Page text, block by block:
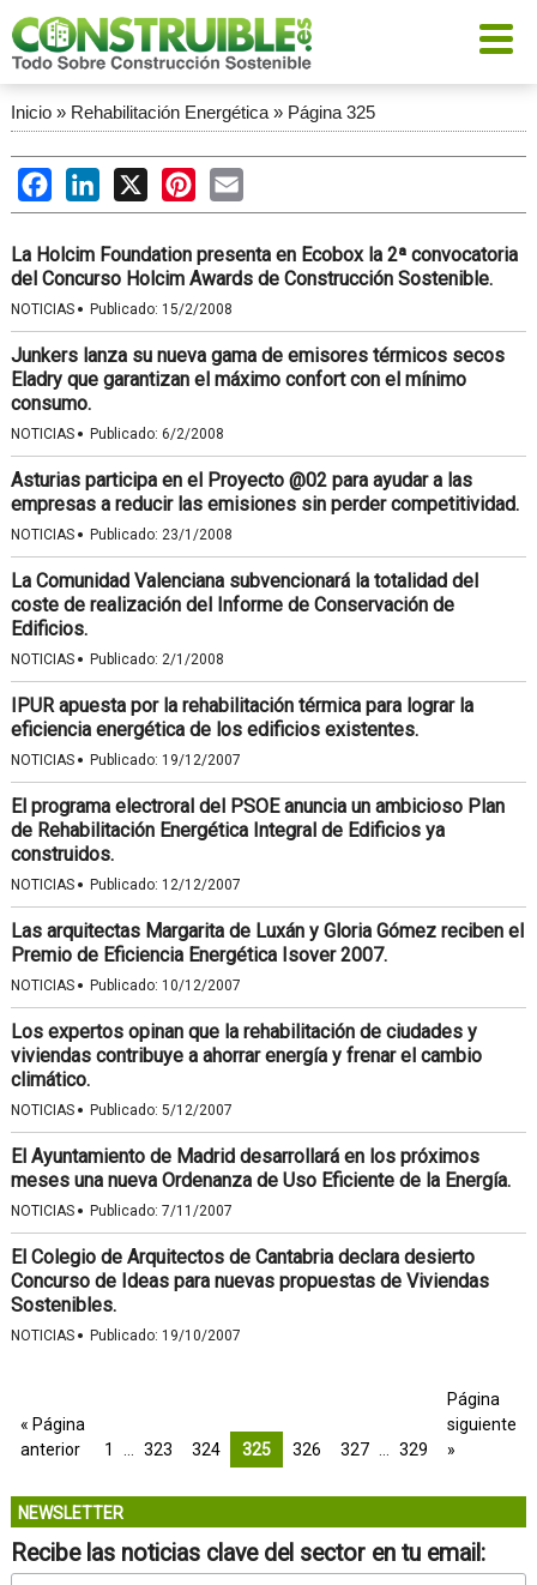
Inicio» Rehabilitación Energética» Página 325
FacebookLinkedIn
X PinterestEmail
La Holcim Foundation presenta en Ecobox la 2ª convocatoria
del Concurso Holcim Awards de Construcción Sostenible.
NOTICIAS · Publicado: 15/2/2008
Junkers lanza su nueva gama de emisores térmicos secos
Eladry que garantizan el máximo confort con el mínimo
consumo.
NOTICIAS · Publicado: 6/2/2008
Asturias participa en el Proyecto @02 para ayudar a las
empresas a reducir las emisiones sin perder competitividad.
NOTICIAS · Publicado: 23/1/2008
La Comunidad Valenciana subvencionará la totalidad del
coste de realización del Informe de Conservación de
Edificios.
NOTICIAS · Publicado: 2/1/2008
IPUR apuesta por la rehabilitación térmica para lograr la
eficiencia energética de los edificios existentes.
NOTICIAS · Publicado: 19/12/2007
El programa electroral del PSOE anuncia un ambicioso Plan
de Rehabilitación Energética Integral de Edificios ya
construidos.
NOTICIAS · Publicado: 12/12/2007
Las arquitectas Margarita de Luxán y Gloria Gómez reciben el
Premio de Eficiencia Energética Isover 2007.
NOTICIAS · Publicado: 10/12/2007
Los expertos opinan que la rehabilitación de ciudades y
viviendas contribuye a ahorrar energía y frenar el cambio
climático.
NOTICIAS · Publicado: 5/12/2007
El Ayuntamiento de Madrid desarrollará en los próximos
meses una nueva Ordenanza de Uso Eficiente de la Energía.
NOTICIAS · Publicado: 7/11/2007
El Colegio de Arquitectos de Cantabria declara desierto
Concurso de Ideas para nuevas propuestas de Viviendas
Sostenibles.
NOTICIAS · Publicado: 19/10/2007
« Página
anterior
1 323 324 325 326 327 329
Página
siguiente
»
NEWSLETTER
Recibe las noticias clave del sector en tu email: